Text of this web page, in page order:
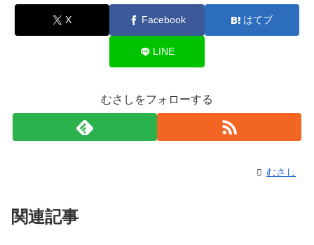
X Facebook はてブ
LINE
むさしをフォローする
むさし
関連記事